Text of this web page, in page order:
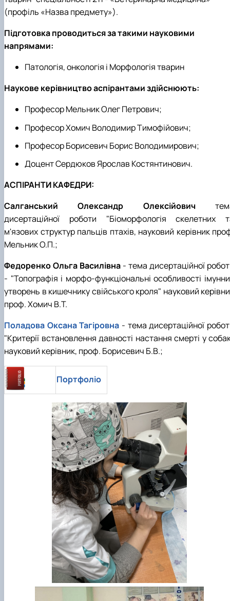
(профіль «Назва предмету»).
Підготовка проводиться за такими науковими
напрямами:
Патологія, онкологія і Морфологія тварин
Наукове керівництво аспірантами здійснюють:
Професор Мельник Олег Петрович;
Професор Хомич Володимир Тимофійович;
Професор Борисевич Борис Володимирович;
Доцент Сердюков Ярослав Костянтинович.
АСПІРАНТИ КАФЕДРИ:
Салганський Олександр Олексійович
дисертаційної роботи "Біоморфологія скелетних
м'язових структур пальців птахів, науковий керівник
Мельник О.П.;
Федоренко Ольга Василівна - тема дисертаційної
- "Топографія і морфо-функціональні особливості
утворень в кишечнику свійського кроля" науковий
проф. Хомич В.Т.
Поладова Оксана Тагіровна - тема дисертаційної
"Критерії встановлення давності настання смерті у
науковий керівник, проф. Борисевич Б.В.;
Портфоліо